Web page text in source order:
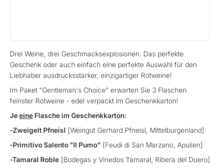
Drei Weine, drei Geschmacksexplosionen. Das perfekte
Geschenk oder auch einfach eine perfekte Auswahl für den
Liebhaber ausdrucksstarker, einzigartiger Rotweine!
Im Paket "Gentleman's Choice" erwarten Sie 3 Flaschen
feinster Rotweine - edel verpackt im Geschenkkarton!
Jeeine Flasche im Geschenkkarton:
-Zweigelt Pfneisl [Weingut Gerhard Pfneisl, Mittelburgenland]
-Primitivo Salento "Il Pumo" [Feudi di San Marzano, Apulien]
-Tamaral Roble [Bodegas y Vinedos Tamaral, Ribera del Duero]